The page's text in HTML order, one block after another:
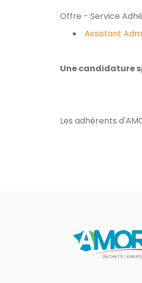
Offre - Service
Assistant
Une candidature
Les adhérents